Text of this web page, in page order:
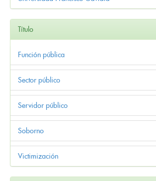
Título
Función pública
Sector público
Servidor público
Soborno
Victimización